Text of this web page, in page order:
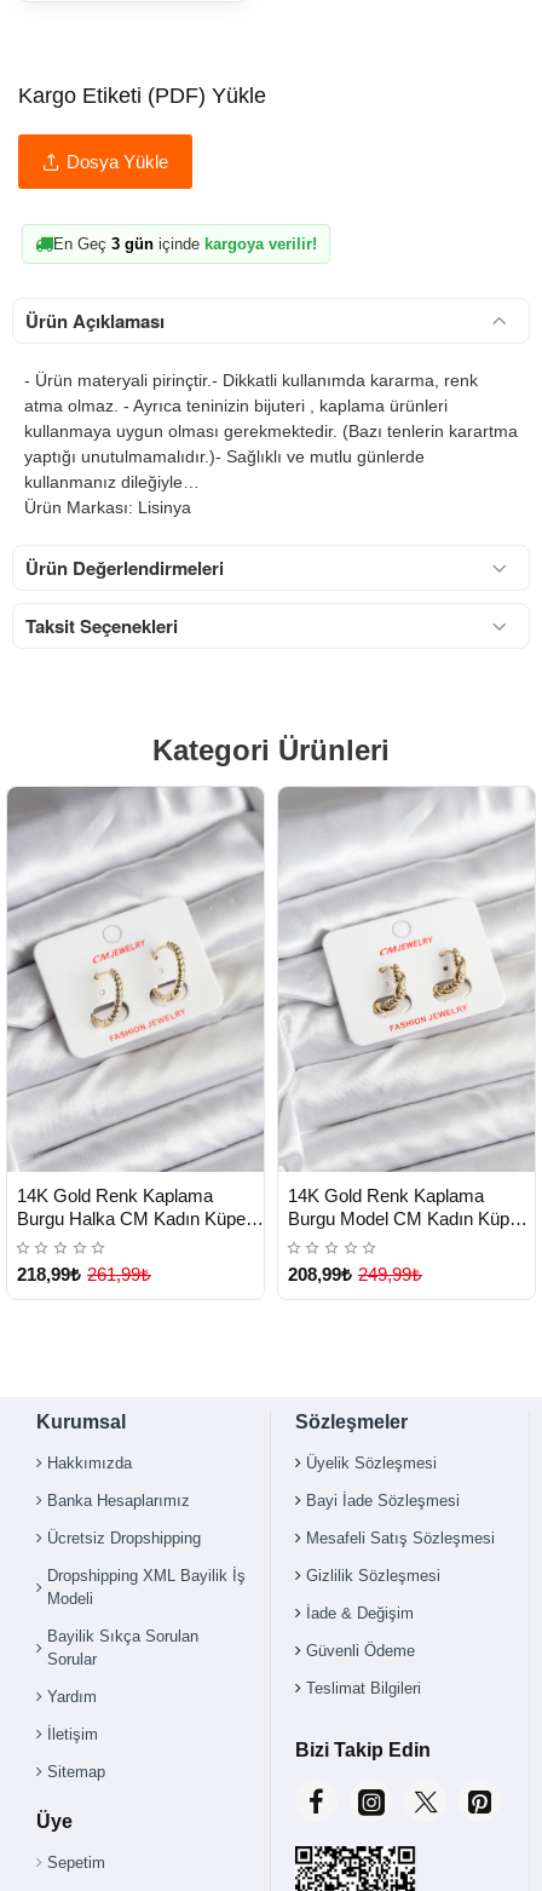
Kargo Etiketi (PDF) Yükle
Dosya Yükle
En Geç 3 gün içinde kargoya verilir!
Ürün Açıklaması
- Ürün materyali pirinçtir.- Dikkatli kullanımda kararma, renk
atma olmaz. - Ayrıca teninizin bijuteri , kaplama ürünleri
kullanmaya uygun olması gerekmektedir. (Bazı tenlerin karartma
yaptığı unutulmamalıdır.)- Sağlıklı ve mutlu günlerde
kullanmanız dileğiyle…
Ürün Markası: Lisinya
Ürün Değerlendirmeleri
Taksit Seçenekleri
Kategori Ürünleri
TESLİMAT
14K Gold Renk Kaplama
Burgu Halka CM Kadın Küpe -
Lisinya
218,99₺ 261,99₺
TESLİMAT
14K Gold Renk Kaplama
Burgu Model CM Kadın Küpe -
Lisinya
208,99₺ 249,99₺
Kurumsal
Hakkımızda
Banka Hesaplarımız
Ücretsiz Dropshipping
Dropshipping XML Bayilik İş
Modeli
Bayilik Sıkça Sorulan
Sorular
Yardım
İletişim
Sitemap
Üye
Sepetim
Sözleşmeler
Üyelik Sözleşmesi
Bayi İade Sözleşmesi
Mesafeli Satış Sözleşmesi
Gizlilik Sözleşmesi
İade & Değişim
Güvenli Ödeme
Teslimat Bilgileri
Bizi Takip Edin